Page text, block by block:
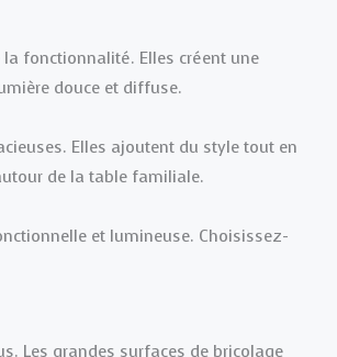
fonctionnalité. Elles créent une
douce et diffuse.
Elles ajoutent du style tout en
de la table familiale.
et lumineuse. Choisissez-
Les grandes surfaces de bricolage